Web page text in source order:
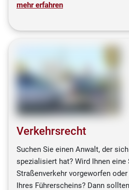
mehr erfahren
Verkehrsrecht
Suchen Sie einen Anwalt, der
spezialisiert hat? Wird Ihnen
Straßenverkehr vorgeworfen
Ihres Führerscheins? Dann